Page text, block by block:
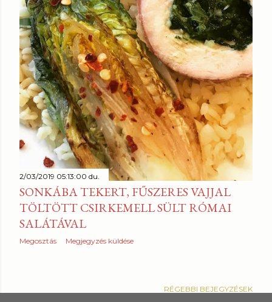
2/03/2019 05:13:00 du.
SONKÁBA TEKERT, FŰSZERES VAJJAL
TÖLTÖTT CSIRKEMELL SÜLT RÓMAI
SALÁTÁVAL
Megosztás Megjegyzés küldése
RÉGEBBI BEJEGYZÉSEK